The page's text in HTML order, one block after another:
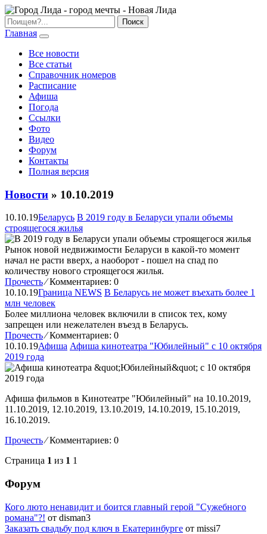
Главная
Все новости
Все статьи
Справочник номеров
Расписание
Афиша
Погода
Ссылки
Фото
Видео
Форум
Контакты
Полная версия
Новости » 10.10.2019
10.10.19Беларусь В 2019 году в Беларуси упали объемы
строящегося жилья
Рынок новой недвижимости Беларуси в какой-то момент
начал не расти вверх, а наоборот - пошел на спад по
количеству нового строящегося жилья.
Прочесть ⁄Комментариев: 0
10.10.19Граница NEWS В Беларусь не может въехать более 1
млн человек
Более миллиона человек включили в список тех, кому
запрещен или нежелателен въезд в Беларусь.
Прочесть ⁄Комментариев: 0
10.10.19Афиша Афиша кинотеатра "Юбилейный" c 10 октября
2019 года
Афиша фильмов в Кинотеатре "Юбилейный" на 10.10.2019,
11.10.2019, 12.10.2019, 13.10.2019, 14.10.2019, 15.10.2019,
16.10.2019.
Прочесть ⁄Комментариев: 0
Страница 1 из 1 1
Форум
Кого люто ненавидит и боится главный герой "Сужебного
романа"?! от disman3
Заказать свадьбу под ключ в Екатеринбурге от missi7